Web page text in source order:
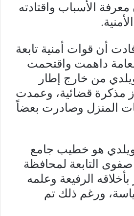
الأسباب واقتادته
أن قوات أمنية تابعة
داهمت واقتحمت
من خارج إطار
مذكرة قضائية، وعمدت
المنزل وصادرت بعضاً
هو خطيب جامع
التابعة لمحافظة
الرفيعة وعلمه
ورغم ذلك تم